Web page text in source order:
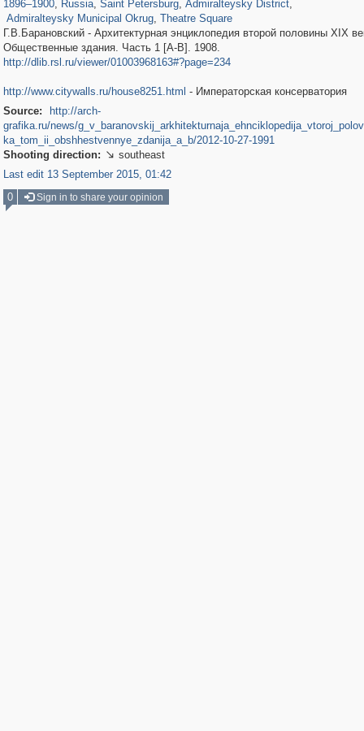
1896–1900, Russia, Saint Petersburg, Admiralteysky District,
Admiralteysky Municipal Okrug, Theatre Square
Г.В.Барановский - Архитектурная энциклопедия второй половины XIX
Общественные здания. Часть 1 [A-B]. 1908.
http://dlib.rsl.ru/viewer/01003968163#?page=234
http://www.citywalls.ru/house8251.html - Императорская консерватория
Source:
http://arch-
grafika.ru/news/
ka_tom_ii_obshhestvennye_zdanija_a_b/2012-10-27-1991
Shooting direction:  southeast
Last edit 13 September 2015, 01:42
0
Sign in to share your opinion